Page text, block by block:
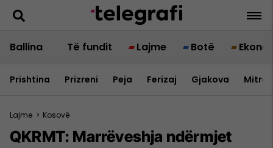
Ballina Të fundit Lajme Botë
Prishtina Prizreni Peja Ferizaj Gjakova
Lajme > Kosovë
QKRMT: Marrëveshja ndërmjet